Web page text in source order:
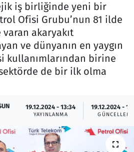
iş birliğinde yeni bir
Ofisi Grubu’nun 81 ilde
varan akaryakıt
ve dünyanın en yaygın
kullanımlarından birine
de bir ilk olma
19.12.2024 - 13:34
YAYINLANMA
19.12.2024 -